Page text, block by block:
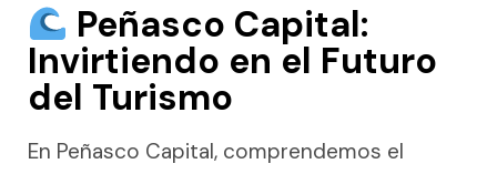
Peñasco Capital:
Invirtiendo en el Futuro
del Turismo
En Peñasco Capital, comprendemos el